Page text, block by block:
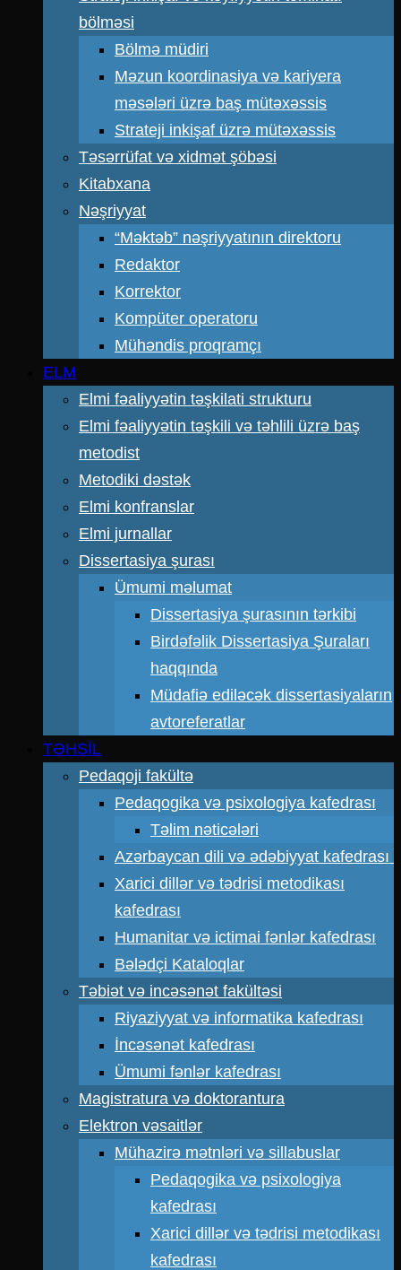
bölməsi
Bölmə müdiri
Məzun koordinasiya və kariyera
məsələri üzrə baş mütəxəssis
Strateji inkişaf üzrə mütəxəssis
Təsərrüfat və xidmət şöbəsi
Kitabxana
Nəşriyyat
“Məktəb” nəşriyyatının direktoru
Redaktor
Korrektor
Kompüter operatoru
Mühəndis proqramçı
ELM
Elmi fəaliyyətin təşkilati strukturu
Elmi fəaliyyətin təşkili və təhlili üzrə baş
metodist
Metodiki dəstək
Elmi konfranslar
Elmi jurnallar
Dissertasiya şurası
Ümumi məlumat
Dissertasiya şurasının tərkibi
Birdəfəlik Dissertasiya Şuraları
haqqında
Müdafiə ediləcək dissertasiyaların
avtoreferatlar
TƏHSİL
Pedaqoji fakültə
Pedaqogika və psixologiya kafedrası
Təlim nəticələri
Azərbaycan dili və ədəbiyyat kafedrası
Xarici dillər və tədrisi metodikası
kafedrası
Humanitar və ictimai fənlər kafedrası
Bələdçi Kataloqlar
Təbiət və incəsənət fakültəsi
Riyaziyyat və informatika kafedrası
İncəsənət kafedrası
Ümumi fənlər kafedrası
Magistratura və doktorantura
Elektron vəsaitlər
Mühazirə mətnləri və sillabuslar
Pedaqogika və psixologiya
kafedrası
Xarici dillər və tədrisi metodikası
kafedrası